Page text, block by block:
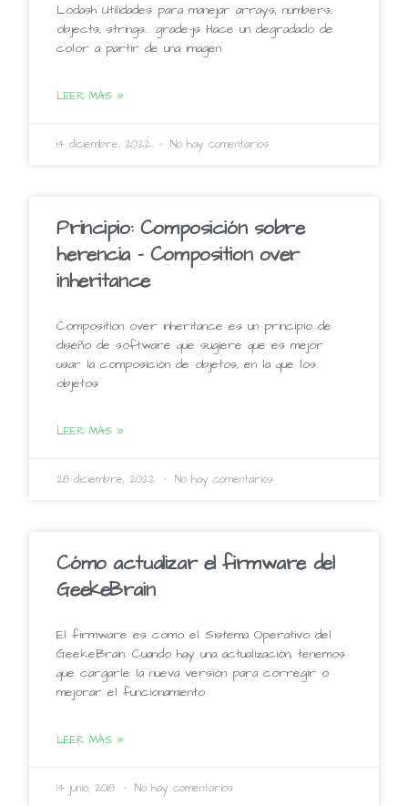
Lodash Utilidades para manejar arrays, numbers,
objects, strings… grade-js Hace un degradado de
color a partir de una imagen
LEER MÁS »
14 diciembre, 2022 No hay comentarios
Principio: Composición sobre
herencia – Composition over
inheritance
Composition over inheritance es un principio de
diseño de software que sugiere que es mejor
usar la composición de objetos, en la que los
objetos
LEER MÁS »
28 diciembre, 2022 No hay comentarios
Cómo actualizar el firmware del
GeekeBrain
El firmware es como el Sistema Operativo del
GeekeBrain. Cuando hay una actualización, tenemos
que cargarle la nueva versión para corregir o
mejorar el funcionamiento
LEER MÁS »
14 junio, 2018 No hay comentarios